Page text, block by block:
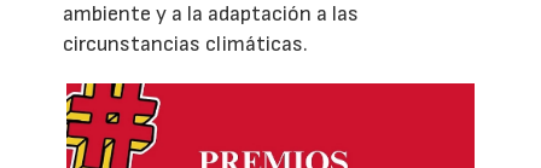
ambiente y a la adaptación a las
circunstancias climáticas.